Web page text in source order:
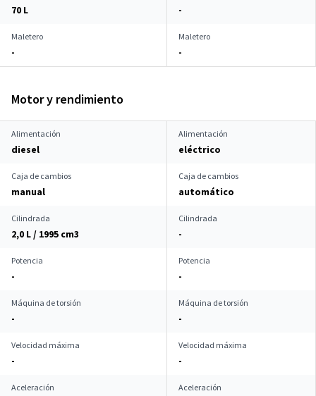
70 L -
Maletero
-
Maletero
-
Motor y rendimiento
Alimentación
diesel
Alimentación
eléctrico
Caja de cambios
manual
Caja de cambios
automático
Cilindrada
2,0 L / 1995 cm3
Cilindrada
-
Potencia
-
Potencia
-
Máquina de torsión
-
Máquina de torsión
-
Velocidad máxima
-
Velocidad máxima
-
Aceleración Aceleración